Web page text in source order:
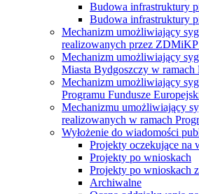
Budowa infrastruktury
Budowa infrastruktury
Mechanizm umożliwiający
realizowanych przez
Mechanizm umożliwiający
Miasta Bydgoszczy w
Mechanizm umożliwiający
Programu Fundusze
Mechanizmu umożliwiający
realizowanych w ramach
Wyłożenie do wiadomości
Projekty oczekujące na
Projekty po wnioskach
Projekty po wnioskach
Archiwalne